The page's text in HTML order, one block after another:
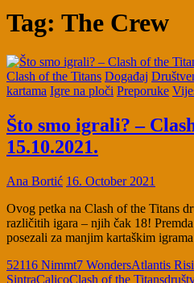
Tag: The Crew
Clash of the Titans Događaj
kartama Igre na ploči Preporuke
Što smo igrali? –
15.10.2021.
Ana Bortić 16. October 2021
Ovog petka na Clash of the Titans
različitih igara – njih čak 18!
posezali za manjim kartaškim
52116 Nimmt7 WondersAtlantis
SintraCalicoClash of the Titans